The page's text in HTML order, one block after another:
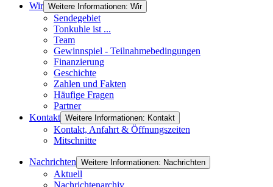
Wir Weitere Informationen: Wir
Sendegebiet
Tonkuhle ist ...
Team
Gewinnspiel - Teilnahmebedingungen
Finanzierung
Geschichte
Zahlen und Fakten
Häufige Fragen
Partner
Kontakt Weitere Informationen: Kontakt
Kontakt, Anfahrt & Öffnungszeiten
Mitschnitte
Nachrichten Weitere Informationen: Nachrichten
Aktuell
Nachrichtenarchiv